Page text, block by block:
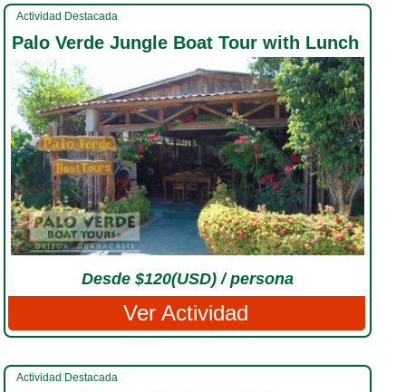
Actividad Destacada
Palo Verde Jungle Boat Tour with Lunch
Desde $120(USD) / persona
Ver Actividad
Actividad Destacada